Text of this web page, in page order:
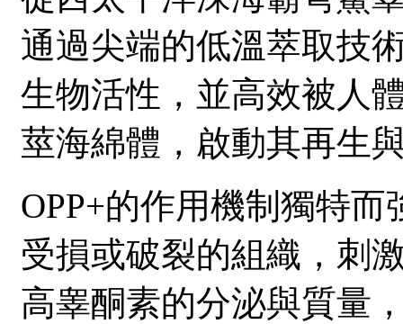
通過尖端的低溫萃取技
生物活性，並高效被人
莖海綿體，啟動其再生
OPP+的作用機制獨特
受損或破裂的組織，刺
高睾酮素的分泌與質量